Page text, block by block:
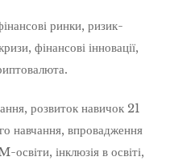
ринки, ризик-
фінансові інновації,
розвиток навичок 21
навчання, впровадження
інклюзія в освіті,